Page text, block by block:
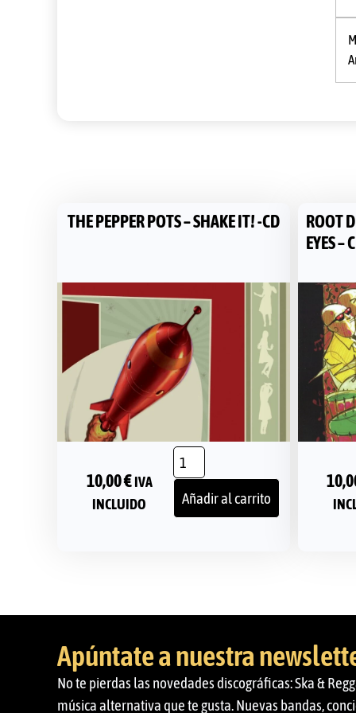
THE PEPPER POTS – SHAKE IT! -CD
10,00€ IVA
INCLUIDO
Añadir al carrito
ROOT
EYES –
Apúntate a nuestra
No te pierdas las novedades discográficas: Ska &
música alternativa que te gusta. Nuevas bandas,